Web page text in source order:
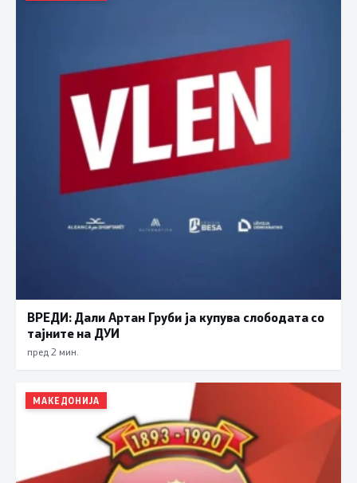
ВРЕДИ: Дали Артан Груби ја купува слободата со
тајните на ДУИ
пред 2 мин.
МАКЕДОНИЈА